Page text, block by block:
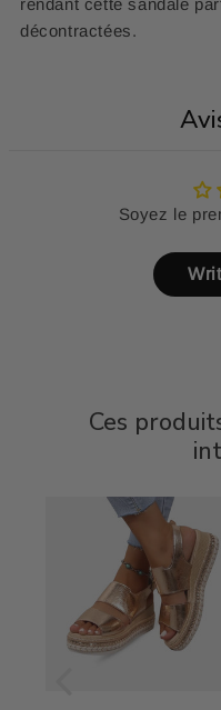
rendant cette sandale
décontractées.
Soyez le
Ces